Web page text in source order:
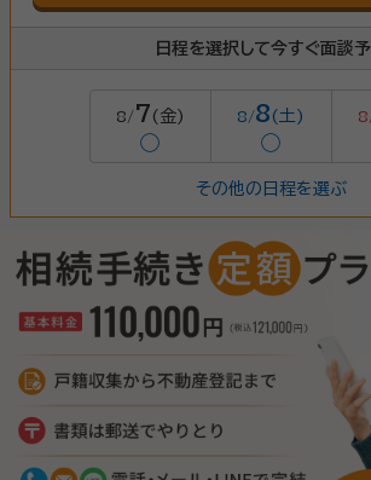
日程を選択して今すぐ面談
8/7 (金)
◯
8/8(土)
◯
その他の日程を選ぶ